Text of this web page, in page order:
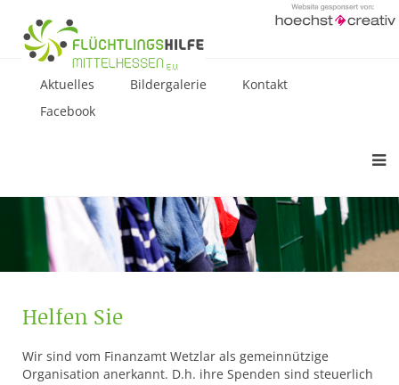
Aktuelles Bildergalerie
Kontakt
Facebook
Helfen Sie
Wir sind vom Finanzamt Wetzlar als gemeinnützige
Organisation anerkannt. D.h. ihre Spenden sind steuerlich